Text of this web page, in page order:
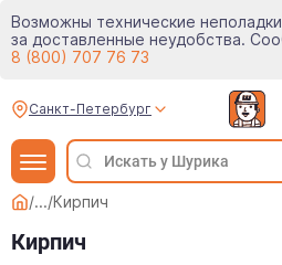
Возможны технические
за доставленные неудобства.
8 (800) 707 76 73
Санкт-Петербург
/.../Кирпич
Кирпич